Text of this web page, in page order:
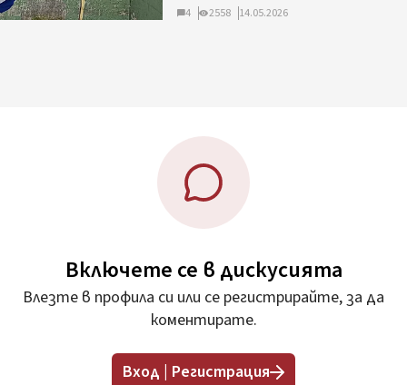
4 2558 14.05.2026
Включете се в дискусията
Влезте в профила си или се регистрирайте, за да
коментирате.
Вход | Регистрация